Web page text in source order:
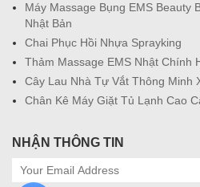
Máy Massage Bụng EMS Beauty
Nhật Bản
Chai Phục Hồi Nhựa Sprayking
Thảm Massage EMS Nhật Chính
Cây Lau Nhà Tự Vắt Thông Minh
Chân Kê Máy Giặt Tủ Lạnh Cao
NHẬN THÔNG TIN